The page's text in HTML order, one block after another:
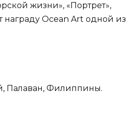
жизни», «Портрет»,
награду Ocean Art одной из
Палаван, Филиппины.